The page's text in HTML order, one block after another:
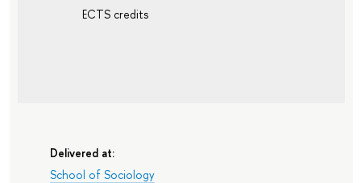
ECTS credits
Delivered at:
School of Sociology